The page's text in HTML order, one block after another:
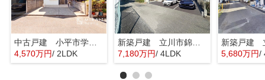
中古戸建 小平市学園東町 全1棟
4,570万円/ 2LDK
新築戸建 立川市錦町 全2棟
7,180万円/ 4LDK 5,680万円/